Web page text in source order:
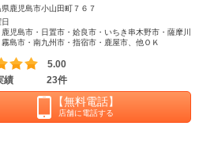
県鹿児島市小山田町７６７
児島市・日置市・姶良市・いちき串木野市・薩摩川
霧島市・南九州市・指宿市・鹿屋市、他ＯＫ
5.00
績
23件
【無料電話】
店舗に電話する